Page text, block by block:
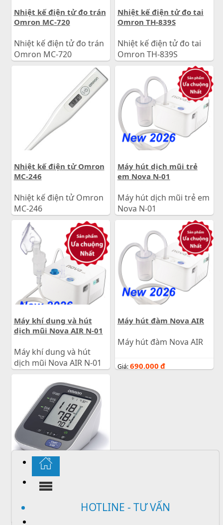
HOTLINE - TƯ VẤN
Nhiệt kế điện tử đo trán
Omron MC-720
Nhiệt kế điện tử đo trán
Omron MC-720
Nhiệt kế điện tử đo tai
Omron TH-839S
Nhiệt kế điện tử đo tai
Omron TH-839S
880.000đ
Nhiệt kế điện tử Omron
MC-246
Nhiệt kế điện tử Omron
MC-246
Giá:100.000
Máy hút dịch mũi trẻ
em Nova N-01
Máy hút dịch mũi trẻ em
Nova N-01
690.000đ
Máy khí dung và hút
dịch mũi Nova AIR N-01
Máy khí dung và hút
dịch mũi Nova AIR N-01
690.000đ
Máy hút đàm Nova AIR
Máy hút đàm Nova AIR
Giá:690.000 đ
Máy đo huyết áp Omron
HEM-7320
Máy đo huyết áp Omron